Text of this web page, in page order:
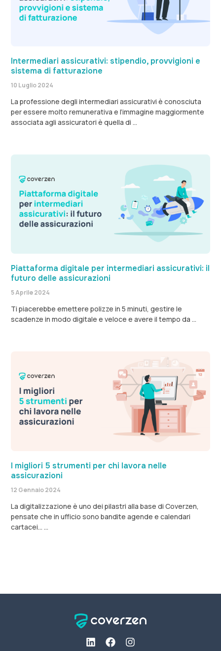
Intermediari assicurativi: stipendio, provvigioni e
sistema di fatturazione
10 Luglio 2024
La professione degli intermediari assicurativi è conosciuta
per essere molto remunerativa e l’immagine maggiormente
associata agli assicuratori è quella di
Piattaforma digitale per intermediari assicurativi: il
futuro delle assicurazioni
5 Aprile 2024
Ti piacerebbe emettere polizze in 5 minuti, gestire le
scadenze in modo digitale e veloce e avere il tempo da
I migliori 5 strumenti per chi lavora nelle
assicurazioni
12 Gennaio 2024
La digitalizzazione è uno dei pilastri alla base di Coverzen,
pensate che in ufficio sono bandite agende e calendari
cartacei…